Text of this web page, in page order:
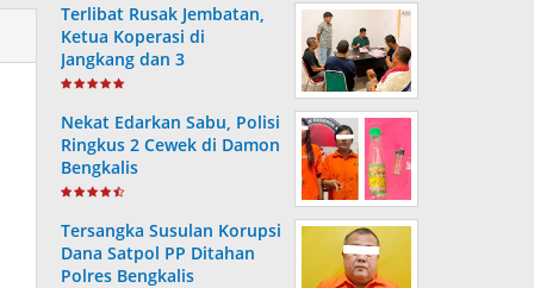
Terlibat Rusak Jembatan,
Ketua Koperasi di
Jangkang dan 3
Pengurusnya Resmi Masuk
Nekat Edarkan Sabu, Polisi
Ringkus 2 Cewek di Damon
Bengkalis
Tersangka Susulan Korupsi
Dana Satpol PP Ditahan
Polres Bengkalis